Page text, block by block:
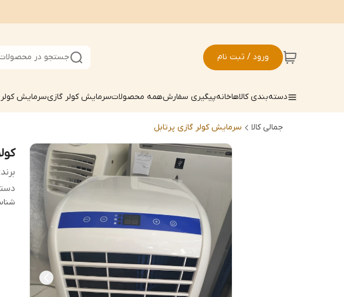
ورود / ثبت نام جستجو در
دسته‌بندی کالاهاخانهپیگیری سفارشهمه محصولاتسرمایش کولر گازیسرمایش کولر
جمالی کالا سرمایش کولر گازی پرتابل
کولر
برند: